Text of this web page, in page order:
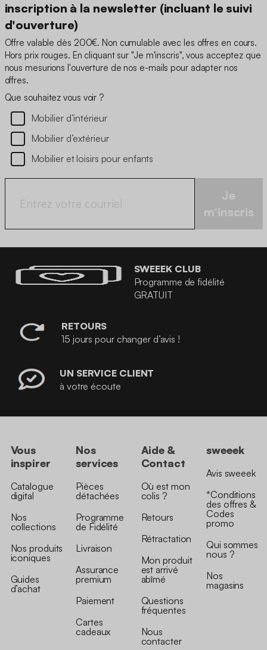
inscription à la newsletter (incluant le suivi
d'ouverture)
Offre valable dès 200€. Non cumulable avec les offres en cours.
Hors prix rouges. En cliquant sur "Je m'inscris", vous acceptez que
nous mesurions l'ouverture de nos e-mails pour adapter nos
offres.
Que souhaitez vous voir ?
Mobilier d’intérieur
Mobilier d’extérieur
Mobilier et loisirs pour enfants
Je
m'inscris
SWEEEK CLUB
Programme de fidélité
GRATUIT
RETOURS
15 jours pour changer d’avis !
UN SERVICE CLIENT
à votre écoute
Vous
inspirer
Catalogue
digital
Nos
collections
Nos produits
iconiques
Guides
d’achat
Nos
services
Pièces
détachées
Programme
de Fidélité
Livraison
Assurance
premium
Paiement
Cartes
cadeaux
Aide &
Contact
Où est mon
colis ?
Retours
Rétractation
Mon produit
est arrivé
abîmé
Questions
fréquentes
Nous
contacter
sweeek
Avis sweeek
*Conditions
des offres &
Codes
promo
Qui sommes
nous ?
Nos
magasins